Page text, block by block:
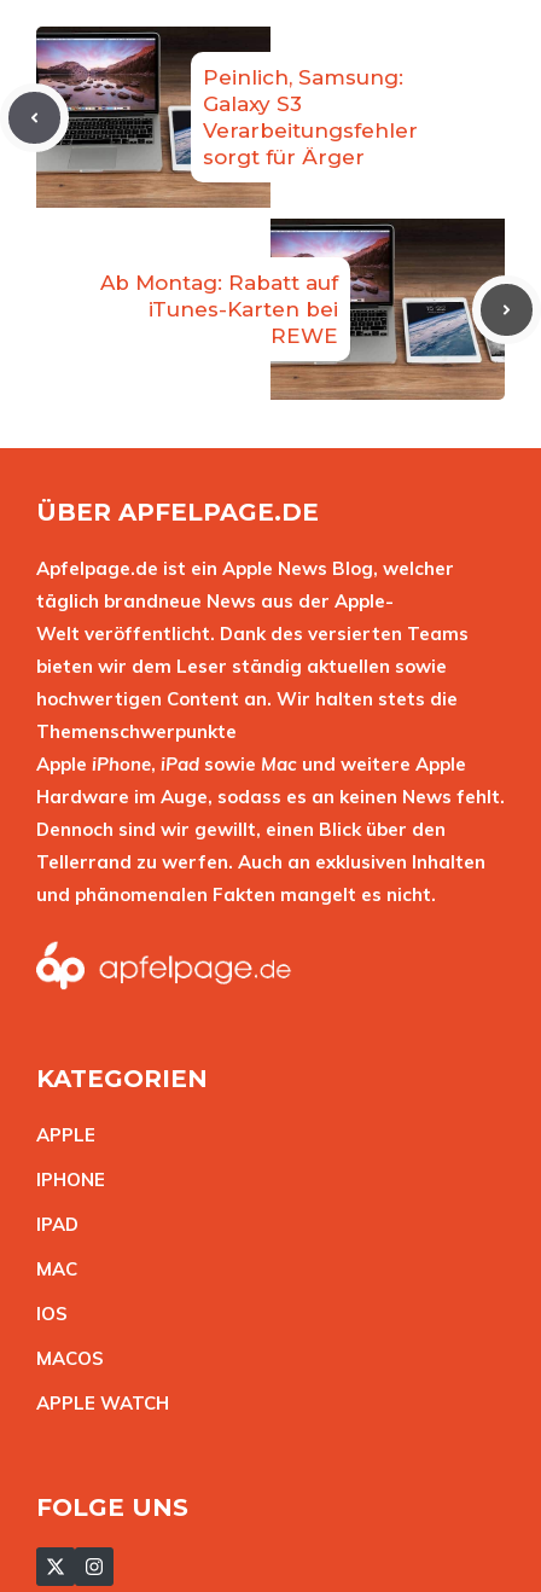
Peinlich, Samsung:
Galaxy S3
Verarbeitungsfehler
sorgt für Ärger
Ab Montag: Rabatt auf
iTunes-Karten bei
REWE
ÜBER APFELPAGE.DE
Apfelpage.de ist ein Apple News Blog, welcher
täglich brandneue News aus der Apple-
Welt veröffentlicht. Dank des versierten Teams
bieten wir dem Leser ständig aktuellen sowie
hochwertigen Content an. Wir halten stets die
Themenschwerpunkte
Apple iPhone, iPad sowie Mac und weitere Apple
Hardware im Auge, sodass es an keinen News fehlt.
Dennoch sind wir gewillt, einen Blick über den
Tellerrand zu werfen. Auch an exklusiven Inhalten
und phänomenalen Fakten mangelt es nicht.
KATEGORIEN
APPLE
IPHONE
IPAD
MAC
IOS
MACOS
APPLE WATCH
FOLGE UNS